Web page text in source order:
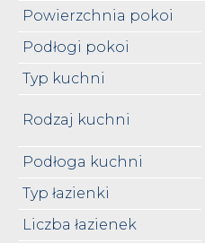
Powierzchnia pokoi
Podłogi pokoi
Typ kuchni
Rodzaj kuchni
Podłoga kuchni
Typ łazienki
Liczba łazienek